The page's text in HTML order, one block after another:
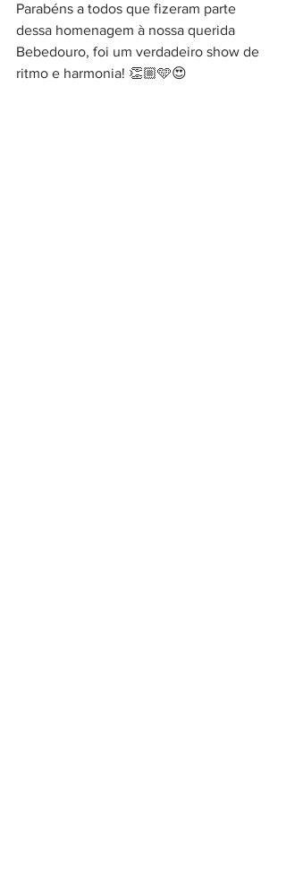
Parabéns a todos que fizeram parte
dessa homenagem à nossa querida
Bebedouro, foi um verdadeiro show de
ritmo e harmonia! 👏🏼🩵😍